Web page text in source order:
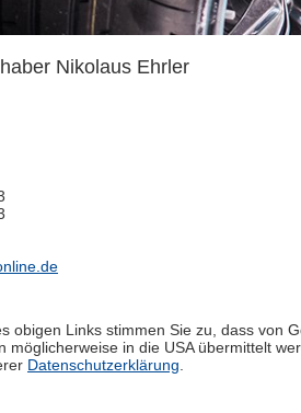
Nikolaus Ehrler
obigen Links stimmen Sie zu, dass von
möglicherweise in die USA übermittelt
Datenschutzerklärung.